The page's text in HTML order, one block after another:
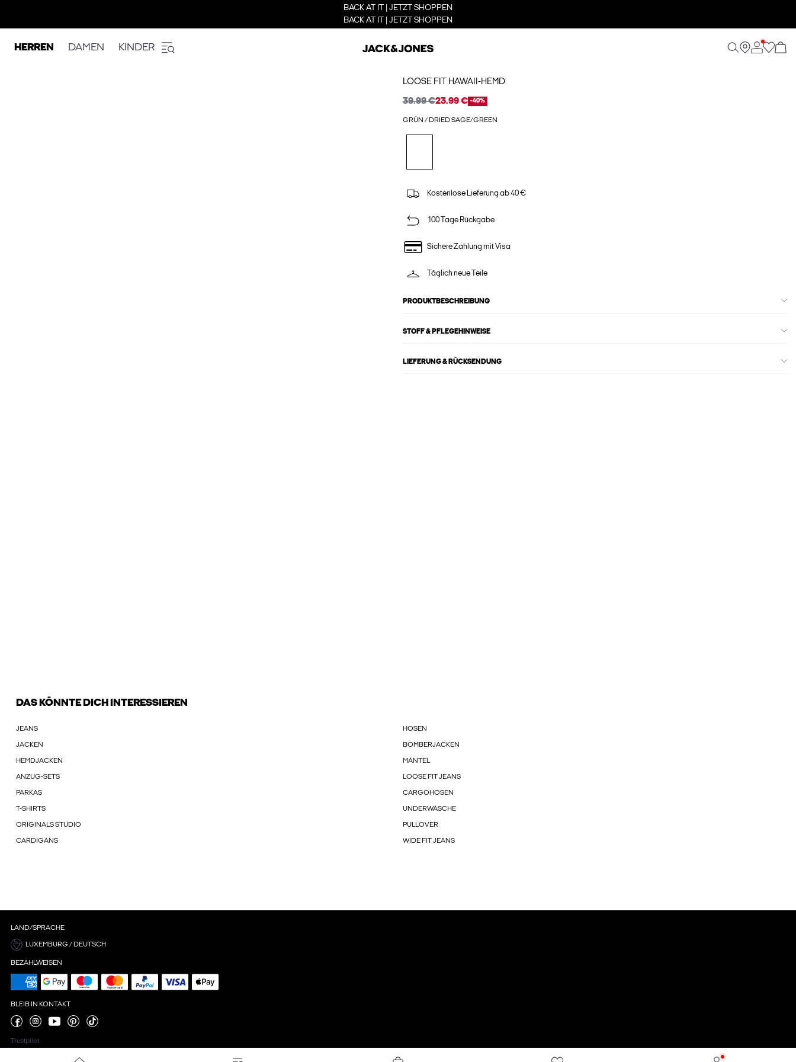
BACK AT IT | JETZT SHOPPEN
BACK AT IT | JETZT SHOPPEN
HERREN DAMEN KINDER
LOOSE FIT HAWAII-HEMD
39.99 €23.99 € -40%
GRÜN / DRIED SAGE/GREEN
Kostenlose Lieferung ab 40 €
100 Tage Rückgabe
Sichere Zahlung mit Visa
Täglich neue Teile
PRODUKTBESCHREIBUNG
STOFF & PFLEGEHINWEISE
LIEFERUNG & RÜCKSENDUNG
DAS KÖNNTE DICH INTERESSIEREN
JEANS HOSEN
JACKEN BOMBERJACKEN
HEMDJACKEN MÄNTEL
ANZUG-SETS LOOSE FIT JEANS
PARKAS CARGOHOSEN
T-SHIRTS UNDERWÄSCHE
ORIGINALS STUDIO PULLOVER
CARDIGANS WIDE FIT JEANS
LAND/SPRACHE
LUXEMBURG / DEUTSCH
BEZAHLWEISEN
BLEIB IN KONTAKT
Trustpilot